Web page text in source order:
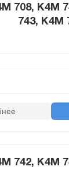
708, K4M
743, K4M
742, K4M